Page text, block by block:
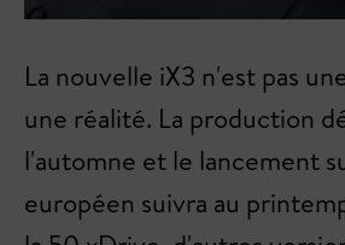
La nouvelle iX3 n'est pas
une réalité. La production
l'automne et le lancement
européen suivra au